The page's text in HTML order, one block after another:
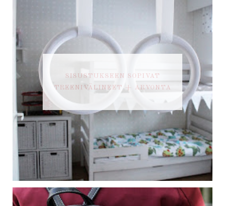
SISUSTUKSEEN SOPIVAT
TREENIVÄLINEET + ARVONTA